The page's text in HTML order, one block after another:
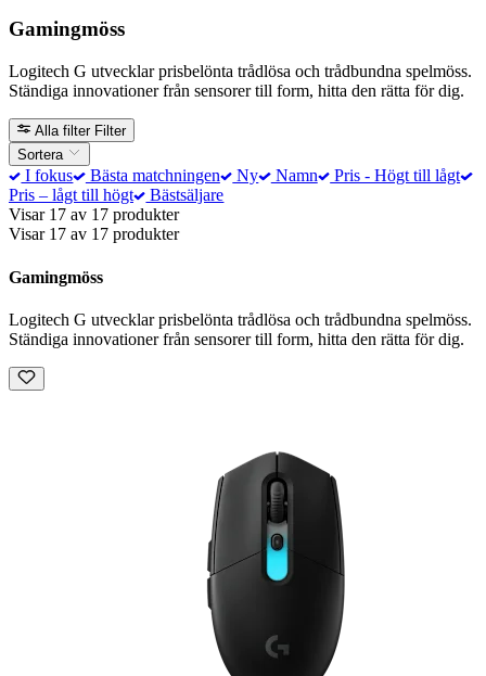
Gamingmöss
Logitech G utvecklar prisbelönta trådlösa och trådbundna spelmöss.
Ständiga innovationer från sensorer till form, hitta den rätta för dig.
Alla filter Filter
Sortera
I fokus Bästa matchningen Ny Namn
Pris - Högt till lågt
Pris – lågt till högt
Bästsäljare
Visar 17 av 17 produkter
Visar 17 av 17 produkter
Gamingmöss
Logitech G utvecklar prisbelönta trådlösa och trådbundna spelmöss.
Ständiga innovationer från sensorer till form, hitta den rätta för dig.